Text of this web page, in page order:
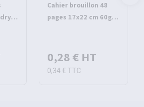
-
Cahier brouillon 48
pages 17x22 cm 60g
0,28 € HT
0,34 € TTC